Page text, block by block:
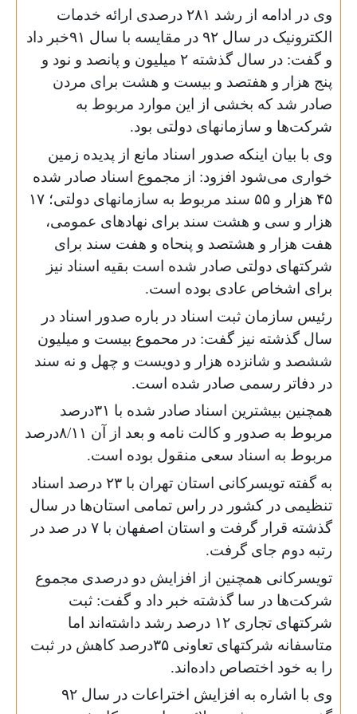
وی در ادامه از رشد ۲۸۱ درصدی ارائه خدمات
الکترونیک در سال ۹۲ در مقایسه با سال ۹۱خبر داد
و گفت: در سال گذشته ۲ میلیون و پانصد و نود و
پنج هزار و هفتصد و بیست و هشت برای مردن
صادر شد که بخشی از این موارد مربوط به
شرکت‌ها و سازمانهای دولتی بود.
وی با بیان اینکه صدور اسناد مانع از پدیده زمین
خواری می‌شود افزود: از مجموع اسناد صادر شده
۴۵ هزار و ۵۵ سند مربوط به سازمانهای دولتی؛ ۱۷
هزار و سی و هشت سند برای نهادهای عمومی،
هفت هزار و هشتصد و پنحاه و هفت سند برای
شرکتهای دولتی صادر شده است بقیه اسناد نیز
برای اشخاص عادی بوده است.
رئیس سازمان ثبت اسناد در باره صدور اسناد در
سال گذشته نیز گفت: در محموع بیست و میلیون
ششصد و شانزده هزار و دویست و چهل و نه سند
در دفا‌تر رسمی صادر شده است.
همچنین بیشترین اسناد صادر شده با ۳۱درصد
مربوط به صدور و کالت نامه و بعد از آن ۸/۱۱درصد
مربوط به اسناد سعی منقول بوده است.
به گفته تویسرکانی استان تهران با ۲۳ درصد اسناد
تنظیمی در کشور در راس تمامی استان‌ها در سال
گذشته قرار گرفت و استان اصفهان با ۷ در صد در
رتبه دوم جای گرفت.
تویسرکانی همچنین از افزایش دو درصدی مجموع
شرکت‌ها در سا گذشته خبر داد و گفت: ثبت
شرکتهای تجاری ۱۲ درصد رشد داشته‌اند اما
متاسفانه شرکتهای تعاونی ۳۵درصد کاهش در ثبت
را به خود اختصاص داده‌اند.
وی با اشاره به افزایش اختراعات در سال ۹۲